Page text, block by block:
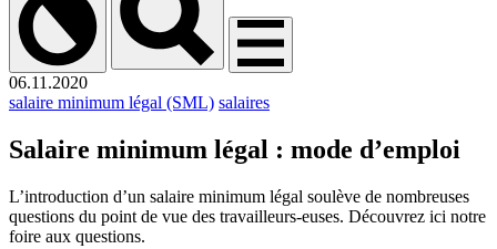
06.11.2020
salaire minimum légal (SML) salaires
Salaire minimum légal : mode d’emploi
L’introduction d’un salaire minimum légal soulève de nombreuses
questions du point de vue des travailleurs-euses. Découvrez ici notre
foire aux questions.